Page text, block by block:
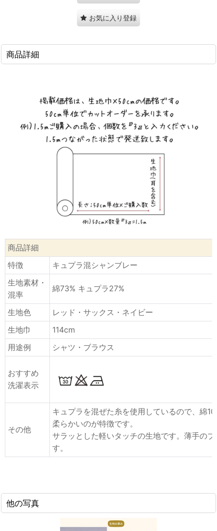
お気に入り登録
商品詳細
商品詳細
特徴
キュプラ混シャンブレー
生地素材・
混率
綿73% キュプラ27%
生地色
レッド・サックス・ネイビー
生地巾
114cm
用途例
シャツ・ブラウス
おすすめ
洗濯表示
その他
キュプラを混ぜた糸を使用しているので、綿
柔らかいのが特徴です。
サラッとした軽いタッチの生地です。薄手の
す。
他の写真